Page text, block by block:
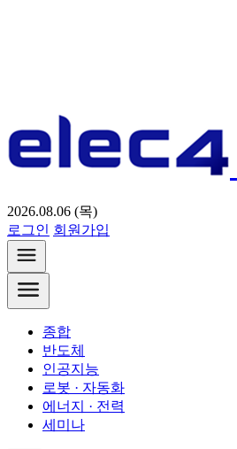
2026.08.06 (목)
로그인 회원가입
종합
반도체
인공지능
로봇 · 자동화
에너지 · 전력
세미나